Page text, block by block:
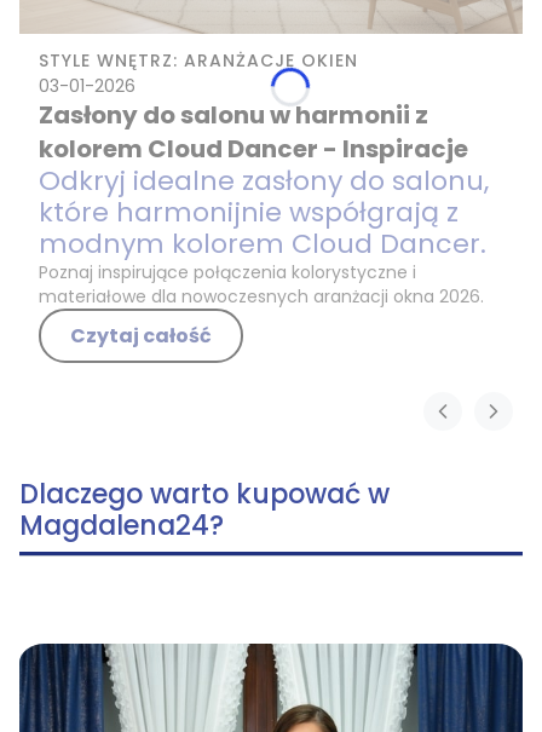
STYLE WNĘTRZ: ARANŻACJE OKIEN
03-01-2026
Zasłony do salonu w harmonii z
kolorem Cloud Dancer - Inspiracje
Odkryj idealne zasłony do salonu,
które harmonijnie współgrają z
modnym kolorem Cloud Dancer.
Poznaj inspirujące połączenia kolorystyczne i
materiałowe dla nowoczesnych aranżacji okna 2026.
Czytaj całość
Dlaczego warto kupować w
Magdalena24?